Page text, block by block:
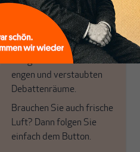
journalistische Filterblase,
in der sich viele
eingerichtet haben. Wir
öffnen Fenster und
bringen frische Luft in die
engen und verstaubten
Debattenräume.
Brauchen Sie auch frische
Luft? Dann folgen Sie
einfach dem Button.